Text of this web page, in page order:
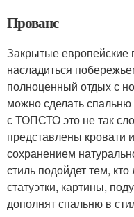
Прованс
Закрытые европейские
насладиться
полноценный отдых с
можно сделать
с ТОПСТО это не так
представлены кровати
сохранением
стиль подойдет тем,
статуэтки, картины,
дополнят спальню в